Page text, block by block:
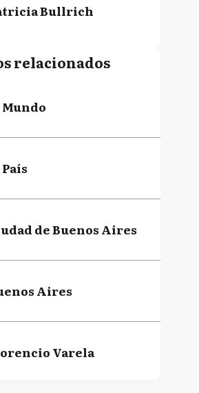
Bullrich
relacionados
Mundo
de Buenos Aires
Aires
Varela